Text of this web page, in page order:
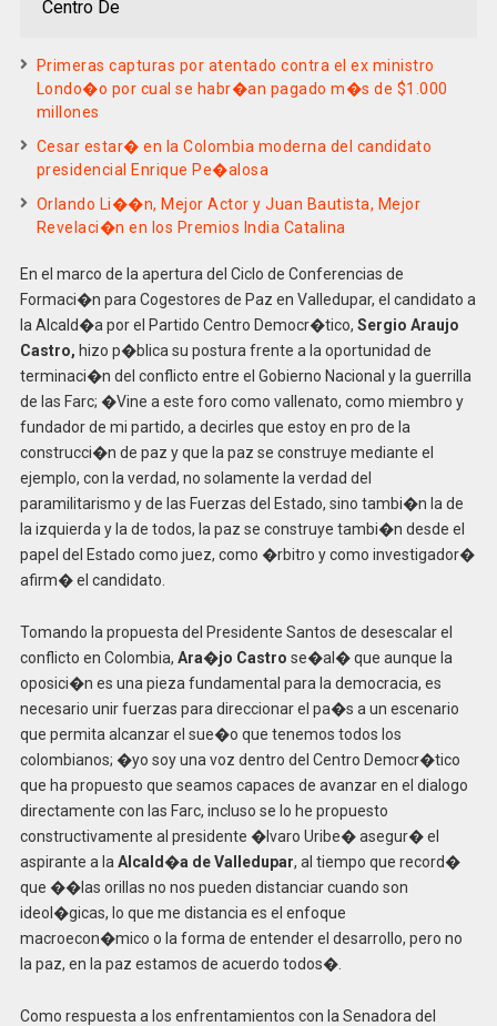
Centro De
Primeras capturas por atentado contra el ex ministro
Londo�o por cual se habr�an pagado m�s de $1.000
millones
Cesar estar� en la Colombia moderna del candidato
presidencial Enrique Pe�alosa
Orlando Li��n, Mejor Actor y Juan Bautista, Mejor
Revelaci�n en los Premios India Catalina
En el marco de la apertura del Ciclo de Conferencias de
Formaci�n para Cogestores de Paz en Valledupar, el candidato a
la Alcald�a por el Partido Centro Democr�tico, Sergio Araujo
Castro, hizo p�blica su postura frente a la oportunidad de
terminaci�n del conflicto entre el Gobierno Nacional y la guerrilla
de las Farc; �Vine a este foro como vallenato, como miembro y
fundador de mi partido, a decirles que estoy en pro de la
construcci�n de paz y que la paz se construye mediante el
ejemplo, con la verdad, no solamente la verdad del
paramilitarismo y de las Fuerzas del Estado, sino tambi�n la de
la izquierda y la de todos, la paz se construye tambi�n desde el
papel del Estado como juez, como �rbitro y como investigador�
afirm� el candidato.
Tomando la propuesta del Presidente Santos de desescalar el
conflicto en Colombia, Ara�jo Castro se�al� que aunque la
oposici�n es una pieza fundamental para la democracia, es
necesario unir fuerzas para direccionar el pa�s a un escenario
que permita alcanzar el sue�o que tenemos todos los
colombianos; �yo soy una voz dentro del Centro Democr�tico
que ha propuesto que seamos capaces de avanzar en el dialogo
directamente con las Farc, incluso se lo he propuesto
constructivamente al presidente �lvaro Uribe� asegur� el
aspirante a la Alcald�a de Valledupar, al tiempo que record�
que ��las orillas no nos pueden distanciar cuando son
ideol�gicas, lo que me distancia es el enfoque
macroecon�mico o la forma de entender el desarrollo, pero no
la paz, en la paz estamos de acuerdo todos�.
Como respuesta a los enfrentamientos con la Senadora del